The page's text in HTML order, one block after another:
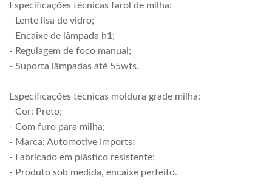
Especificações técnicas farol de milha:
- Lente lisa de vidro;
- Encaixe de lâmpada h1;
- Regulagem de foco manual;
- Suporta lâmpadas até 55wts.
Especificações técnicas moldura grade milha:
- Cor: Preto;
- Com furo para milha;
- Marca: Automotive Imports;
- Fabricado em plástico resistente;
- Produto sob medida, encaixe perfeito.